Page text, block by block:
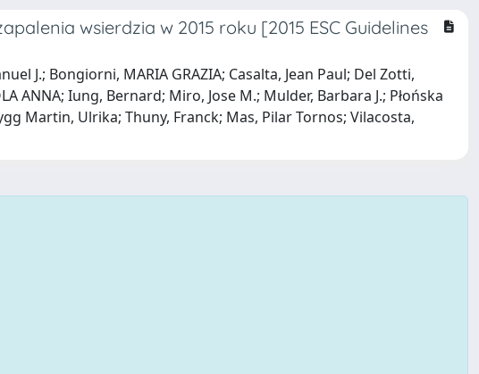
wsierdzia w 2015 roku [2015 ESC Guidelines
J.; Bongiorni, MARIA GRAZIA; Casalta, Jean Paul; Del Zotti,
ANNA; Iung, Bernard; Miro, Jose M.; Mulder, Barbara J.; Płońska
Martin, Ulrika; Thuny, Franck; Mas, Pilar Tornos; Vilacosta,